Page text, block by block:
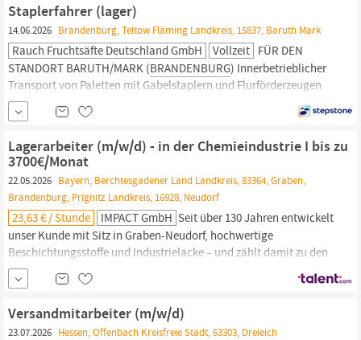
uns in den unterschiedlichen Schichtzeiten und an Wochenenden
zu unterstützen.
Staplerfahrer (lager)
14.06.2026 Brandenburg, Teltow Fläming Landkreis, 15837, Baruth Mark
Rauch Fruchtsäfte Deutschland GmbH Vollzeit FÜR DEN
STANDORT BARUTH/MARK (BRANDENBURG) Innerbetrieblicher
Transport von Paletten mit Gabelstaplern und Flurförderzeugen
Annahme von Waren und
Wareneingangs-/Warenausgangskontrollen Be- und Entladen
von LKWs Wir schätzen deine Flexibilität und dein Engagement
uns in den unterschiedlichen Schichtzeiten und an Wochenenden
zu unterstützen.
Lagerarbeiter (m/w/d) - in der Chemieindustrie I bis zu
3700€/Monat
22.05.2026 Bayern, Berchtesgadener Land Landkreis, 83364, Graben,
Brandenburg, Prignitz Landkreis, 16928, Neudorf
23,63 € / Stunde IMPACT GmbH Seit über 130 Jahren entwickelt
unser Kunde mit Sitz in Graben-Neudorf, hochwertige
Beschichtungsstoffe und Industrielacke – und zählt damit zu den
traditionsstarken Spezialisten der Branche. Verstärken Sie uns als
Lagermitarbeiter und
(m/w/d) und tragen Sie
dazu bei, dass unsere innovativen Produkte pünktlich und
Versandmitarbeiter (m/w/d)
23.07.2026 Hessen, Offenbach Kreisfreie Stadt, 63303, Dreieich